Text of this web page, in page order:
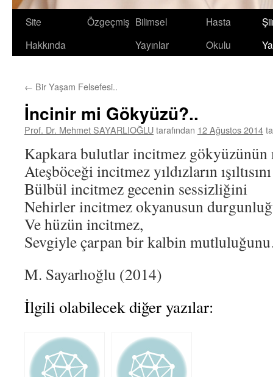
Site
Hakkında
Özgeçmiş Bilimsel
Yayınlar
Hasta
Okulu
← Bir Yaşam Felsefesi..
İncinir mi Gökyüzü?..
Prof. Dr. Mehmet SAYARLIOĞLUtarafından 12 Ağustos 2014
Kapkara bulutlar incitmez
Ateşböceği incitmez yıldızların ışıltısını
Bülbül incitmez gecenin sessizliğini
Nehirler incitmez okyanusun
Ve hüzün incitmez,
Sevgiyle çarpan bir kalbin
M. Sayarlıoğlu (2014)
İlgili olabilecek diğer yazılar: